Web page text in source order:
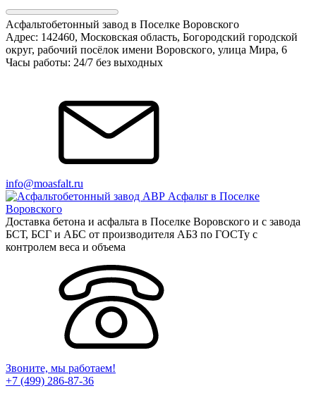
Асфальтобетонный завод в Поселке Воровского
Адрес: 142460, Московская область, Богородский городской
округ, рабочий посёлок имени Воровского, улица Мира, 6
Часы работы: 24/7 без выходных
info@moasfalt.ru
Доставка бетона и асфальта в Поселке Воровского и с завода
БСТ, БСГ и АБС от производителя АБЗ по ГОСТу с
контролем веса и объема
Звоните, мы работаем!
+7 (499) 286-87-36